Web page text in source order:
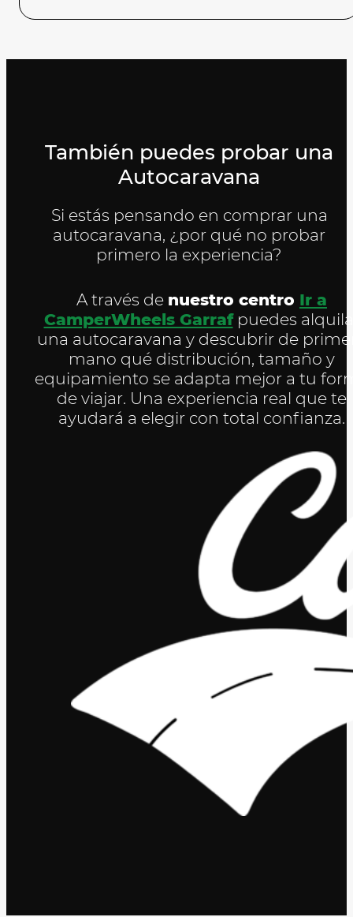
También puedes probar una
Autocaravana
Si estás pensando en comprar una
autocaravana, ¿por qué no probar
primero la experiencia?
A través de nuestro centro Ir a
CamperWheels Garrafpuedes
una autocaravana y descubrir de
mano qué distribución, tamaño y
equipamiento se adapta mejor a tu
de viajar. Una experiencia real que te
ayudará a elegir con total confianza.